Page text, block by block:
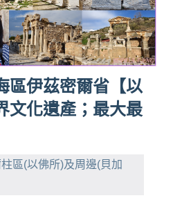
區伊茲密爾省【以
文化遺產；最大最
區(以佛所)及周邊(貝加